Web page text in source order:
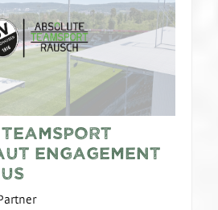
Engagement